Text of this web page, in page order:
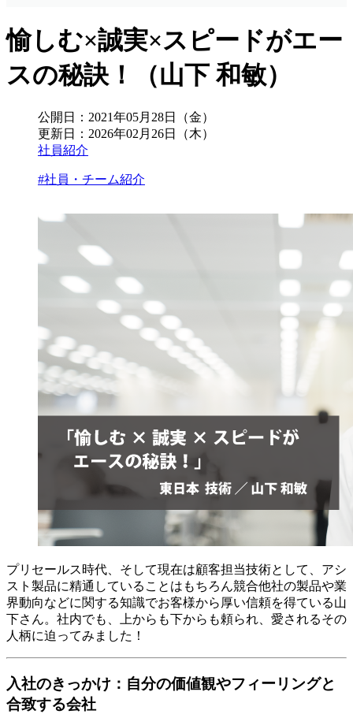
愉しむ×誠実×スピードがエー
スの秘訣！（山下 和敏）
公開日： 2021年05月28日（金）
更新日： 2026年02月26日（木）
社員紹介
#社員・チーム紹介
プリセールス時代、そして現在は顧客担当技術として、アシ
スト製品に精通していることはもちろん競合他社の製品や業
界動向などに関する知識でお客様から厚い信頼を得ている山
下さん。社内でも、上からも下からも頼られ、愛されるその
人柄に迫ってみました！
入社のきっかけ：自分の価値観やフィーリングと
合致する会社